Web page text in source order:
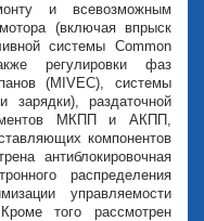
и всевозможным
(включая впрыск
системы Common
регулировки фаз
(MIVEC), системы
зарядки), раздаточной
МКПП и АКПП,
компонентов
антиблокировочная
распределения
управляемости
того рассмотрен